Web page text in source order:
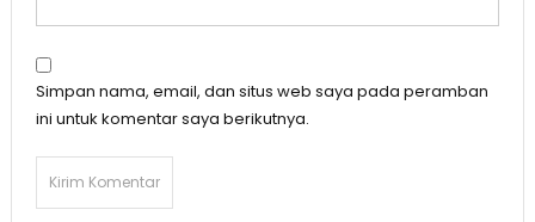
Simpan nama, email, dan situs web saya pada peramban
ini untuk komentar saya berikutnya.